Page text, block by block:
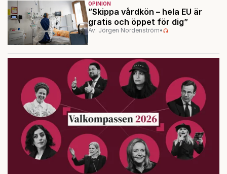
OPINION
”Skippa vårdkön – hela EU är
gratis och öppet för dig”
Av: Jörgen Nordenström•